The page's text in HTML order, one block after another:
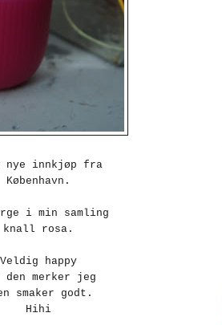
nye innkjøp fra
København.
i min samling
knall rosa.
Veldig happy
merker jeg
smaker godt.
Hihi